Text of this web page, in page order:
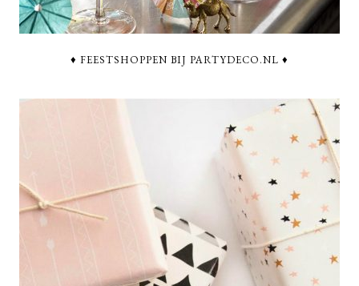
♦ FEESTSHOPPEN BIJ PARTYDECO.NL ♦